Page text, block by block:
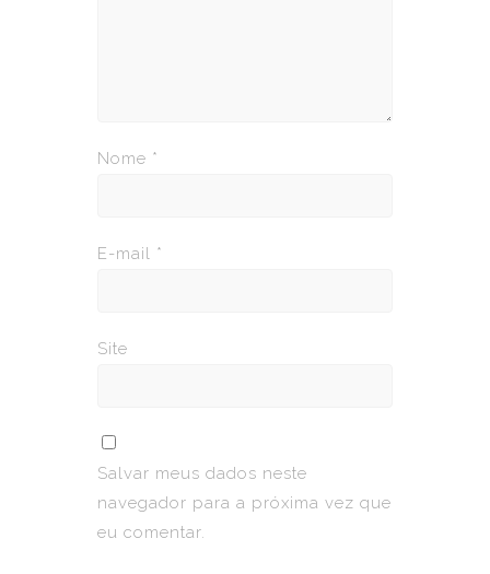
Nome *
E-mail *
Site
Salvar meus dados neste
navegador para a próxima vez que
eu comentar.